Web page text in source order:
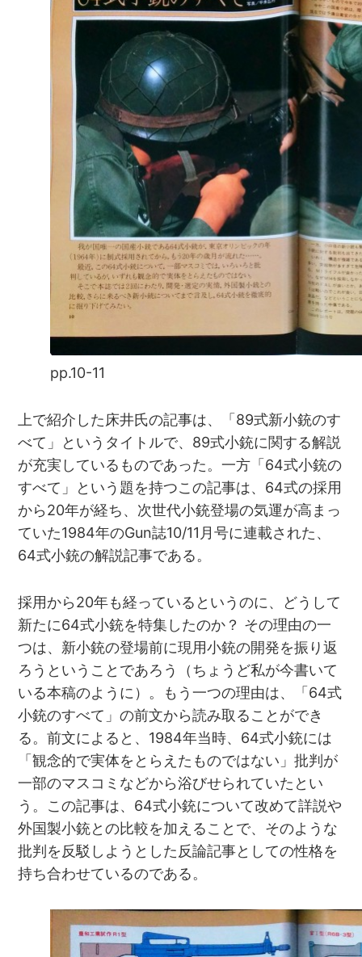
pp.10-11
上で紹介した床井氏の記事は、「89式新小銃のす
べて」というタイトルで、89式小銃に関する解説
が充実しているものであった。一方「64式小銃の
すべて」という題を持つこの記事は、64式の採用
から20年が経ち、次世代小銃登場の気運が高まっ
ていた1984年のGun誌10/11月号に連載された、
64式小銃の解説記事である。
採用から20年も経っているというのに、どうして
新たに64式小銃を特集したのか？ その理由の一
つは、新小銃の登場前に現用小銃の開発を振り返
ろうということであろう（ちょうど私が今書いて
いる本稿のように）。もう一つの理由は、「64式
小銃のすべて」の前文から読み取ることができ
る。前文によると、1984年当時、64式小銃には
「観念的で実体をとらえたものではない」批判が
一部のマスコミなどから浴びせられていたとい
う。この記事は、64式小銃について改めて詳説や
外国製小銃との比較を加えることで、そのような
批判を反駁しようとした反論記事としての性格を
持ち合わせているのである。